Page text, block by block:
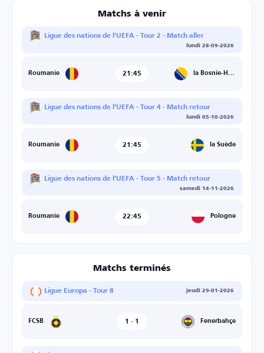
Matchs à venir
Ligue des nations de l’UEFA - Tour 2 - Match aller
lundi 28-09-2026
Roumanie 21:45 la Bosnie-Herzégovine
Ligue des nations de l’UEFA - Tour 4 - Match retour
lundi 05-10-2026
Roumanie 21:45 la Suède
Ligue des nations de l’UEFA - Tour 5 - Match retour
samedi 14-11-2026
Roumanie 22:45 Pologne
Matchs terminés
Ligue Europa - Tour 8 jeudi 29-01-2026
FCSB 1 - 1 Fenerbahçe